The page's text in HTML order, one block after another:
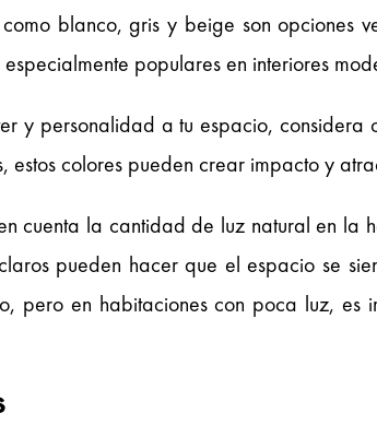
como blanco, gris y beige son opciones
populares en interiores
y personalidad a tu espacio, considera
estos colores pueden crear impacto y
cuenta la cantidad de luz natural en la
pueden hacer que el espacio se
pero en habitaciones con poca luz, es